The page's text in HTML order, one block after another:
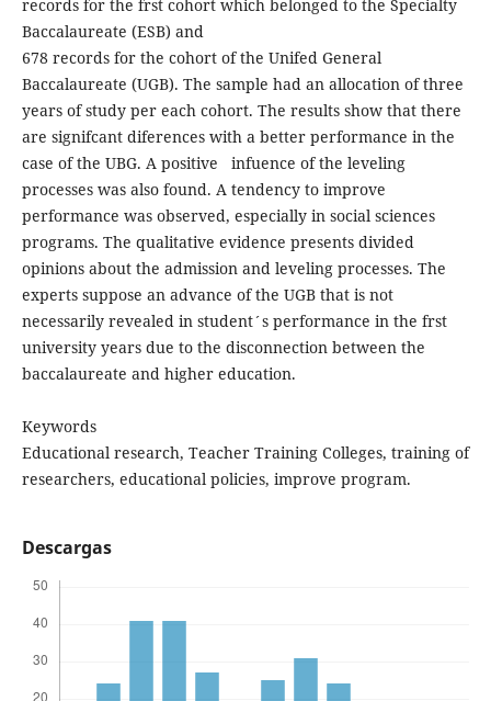
records for the frst cohort which belonged to the Specialty
Baccalaureate (ESB) and
678 records for the cohort of the Unifed General
Baccalaureate (UGB). The sample had an allocation of three
years of study per each cohort. The results show that there
are signifcant diferences with a better performance in the
case of the UBG. A positive infuence of the leveling
processes was also found. A tendency to improve
performance was observed, especially in social sciences
programs. The qualitative evidence presents divided
opinions about the admission and leveling processes. The
experts suppose an advance of the UGB that is not
necessarily revealed in student´s performance in the frst
university years due to the disconnection between the
baccalaureate and higher education.
Keywords
Educational research, Teacher Training Colleges, training of
researchers, educational policies, improve program.
Descargas